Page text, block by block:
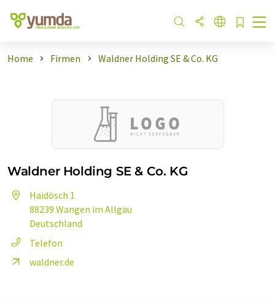
Home Firmen Waldner Holding SE & Co. KG
Waldner Holding SE & Co. KG
Haidösch 1
88239 Wangen im Allgäu
Deutschland
Telefon
waldner.de